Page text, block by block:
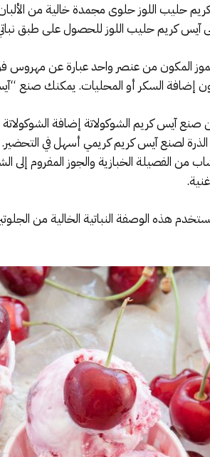
حليب اللوز حلوى مجمدة خالية من
آيس كريم حليب اللوز للحصول على طبق
المكون من عنصر واحد عبارة عن مهروس
إضافة السكر أو المحليات. يمكنك صنع
آيس كريم الشوكولاتة إضافة
لصنع آيس كريم كريمي أسهل في
من الفصيلة الخبازية والجوز المفروم إلى
هذه الوصفة النباتية الخالية من